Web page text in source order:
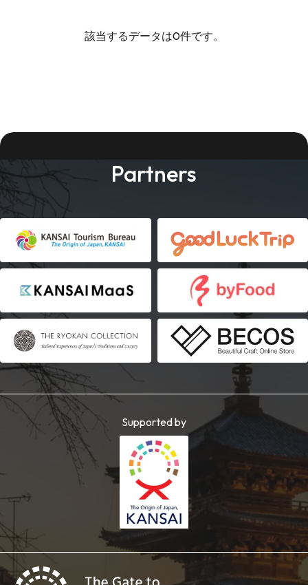
該当するデータは0件です。
Partners
Supported by